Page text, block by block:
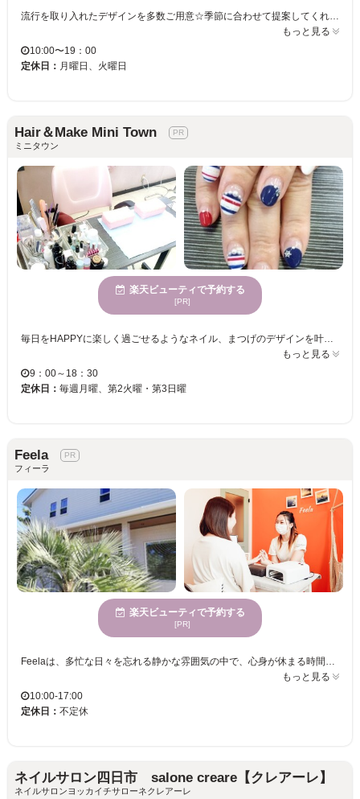
もっと見る
10:00〜19：00
定休日： 月曜日、火曜日
Hair＆Make Mini Town
ミニタウン
楽天ビューティで予約する
[PR]
毎日をHAPPYに楽しく過ごせるようなネイル、まつげのデザインを叶えてくれる【Hair＆Make MiniTown】♪ 可愛いピンクで統一された店内は居心地の良いおシャレな空間◎ 一人ひとりのライフスタイルに合わせて、シンプルなデザインからゴージャスなデザインまで幅広く対応してくれるので何度でも通いたくなるサロンです♪
もっと見る
9：00～18：30
定休日： 毎週月曜、第2火曜・第3日曜
Feela
フィーラ
楽天ビューティで予約する
[PR]
Feelaは、多忙な日々を忘れる静かな雰囲気の中で、心身が休まる時間を提供します。さまざまな年齢のお客様に対応しており、特に落ち着いた魅力あふれる女性に支持されています。豊富なデザインとトレンドを取り入れた提案は、大人の美しさを引き立て、あなたの魅力を最大限に引き出します。また、何度も通えるお手頃価格なので、気軽に新しい自分に挑戦できます。個室と駐車場を完備し、クレジットカードもご利用いただけるので、安心してご利用いただけます。Feelaで、あなたらしい美しさを発見し、より輝く自分を手に入れてください。穏やかな空間で、ゆったりとした時間をお楽しみいただけること間違いなしです。
もっと見る
10:00-17:00
定休日： 不定休
ネイルサロン四日市 salone creare【クレアーレ】
ネイルサロンヨッカイチサローネクレアーレ